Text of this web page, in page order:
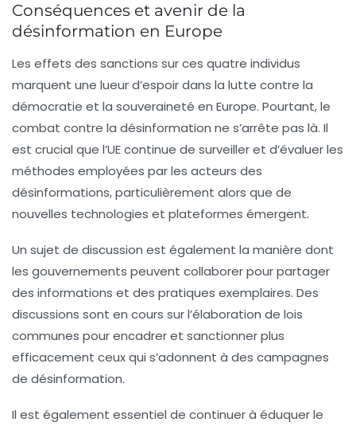
Conséquences et avenir de la
désinformation en Europe
Les effets des sanctions sur ces quatre individus
marquent une lueur d’espoir dans la lutte contre la
démocratie et la souveraineté en Europe. Pourtant, le
combat contre la désinformation ne s’arrête pas là. Il
est crucial que l’UE continue de surveiller et d’évaluer les
méthodes employées par les acteurs des
désinformations, particulièrement alors que de
nouvelles technologies et plateformes émergent.
Un sujet de discussion est également la manière dont
les gouvernements peuvent collaborer pour partager
des informations et des pratiques exemplaires. Des
discussions sont en cours sur l’élaboration de lois
communes pour encadrer et sanctionner plus
efficacement ceux qui s’adonnent à des campagnes
de désinformation.
Il est également essentiel de continuer à éduquer le